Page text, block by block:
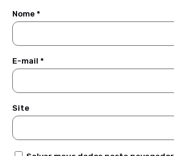
Nome *
E-mail *
Site